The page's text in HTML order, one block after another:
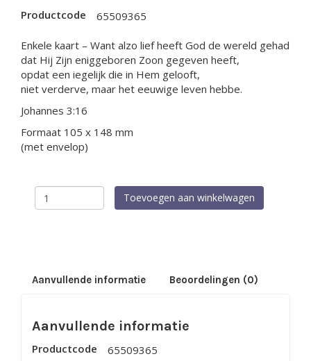
Productcode
65509365
Enkele kaart – Want alzo lief heeft God de wereld gehad
dat Hij Zijn eniggeboren Zoon gegeven heeft,
opdat een iegelijk die in Hem gelooft,
niet verderve, maar het eeuwige leven hebbe.
Johannes 3:16
Formaat 105 x 148 mm
(met envelop)
Enkele
kaart
God
aantal
Toevoegen aan winkelwagen
Aanvullende informatie Beoordelingen (0)
Aanvullende informatie
Productcode 65509365